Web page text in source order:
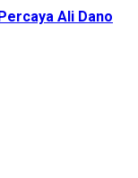
Ali Dano